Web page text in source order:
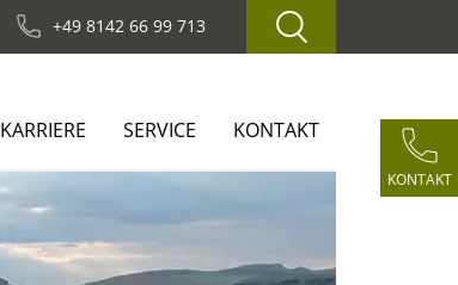
+49 8142 66 99 713
KONTAKT
KARRIERE SERVICE KONTAKT